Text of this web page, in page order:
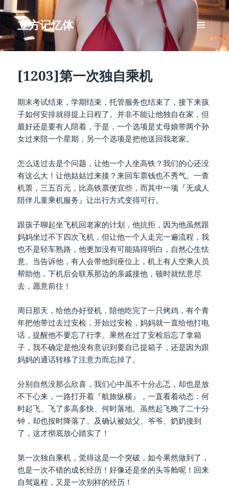
立方记忆体
菜单和
挂件
[1203]第一次独自乘机
期末考试结束，学期结束，托管服务也结束了，接下来孩
子如何安排就得提上日程了。并非不能让他独自在家，但
最好还是要有人陪着，于是，一个选项是丈母娘带两个孙
女过来陪一个星期，另一个选项是把他送回我老家。
怎么送过去是个问题，让他一个人坐高铁？我们的心还没
有这么大！让他姑姑过来接？来回车票钱也不秀气。一查
机票，三五百元，比高铁票便宜些，而其中一项『无成人
陪伴儿童乘机服务』让出行方式变得可行。
跟孩子聊起坐飞机回老家的计划，他抗拒，因为他虽然跟
妈妈坐过不下四次飞机，但让他一个人走完一遍流程，我
也不是轻车熟路，他更加没有可能搞得明白，自然心生怯
意。当告诉他，有人会带他到座位上，机上有人空乘人员
帮助他，下机后会联系那边的亲戚接他，顿时就怯意尽
去，愿意前往！
周日那天，给他办好登机，陪他吃完了一只烤鸡，有个青
年把他带过去过安检，开始过安检，妈妈就一直给他打电
话，提醒他不要忘了行李。果然在过了安检后忘了拿箱
子，我不确定是他没有意识到要自己提箱子，还是因为跟
妈妈的通话转移了注意力而忘掉了。
分别自然没那么欣喜，我们心中虽不十分忐忑，却也是放
不下心来，一路打开着『航旅纵横』，一直看着动态：何
时起飞、飞了多高多快、何时落地。虽然起飞晚了二十分
钟，却也按时降落了。及确认被姑父、爷爷、奶奶接到
了，这才彻底放心踏实了！
第一次独自乘机，觉得这是一个突破，如今果然做到了，
也是一次不错的成长经历！好像还是坐的头等舱呢！回来
自驾返程，又是一次别样的经历！